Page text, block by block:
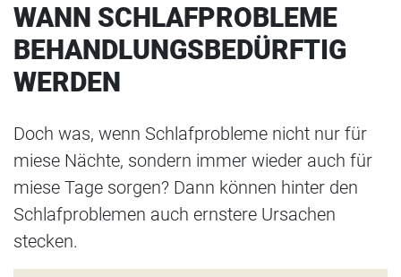
WANN SCHLAFPROBLEME
BEHANDLUNGSBEDÜRFTIG
WERDEN
Doch was, wenn Schlafprobleme nicht nur für
miese Nächte, sondern immer wieder auch für
miese Tage sorgen? Dann können hinter den
Schlafproblemen auch ernstere Ursachen
stecken.